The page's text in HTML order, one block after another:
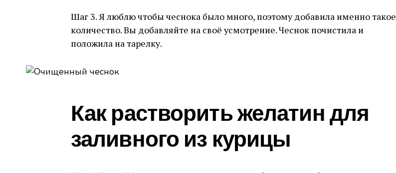
Шаг 3. Я люблю чтобы чеснока было много, поэтому добавила именно такое
количество. Вы добавляйте на своё усмотрение. Чеснок почистила и
положила на тарелку.
Как растворить желатин для
заливного из курицы